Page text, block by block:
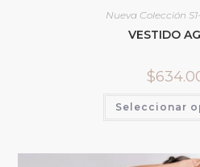
Nueva Colección
VESTIDO
$
Seleccionar